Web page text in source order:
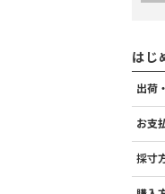
はじ
出荷
お支
採寸